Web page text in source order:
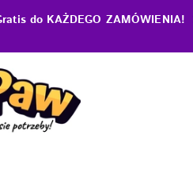
do KAŻDEGO